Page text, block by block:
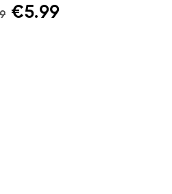
Original
€5.99Current